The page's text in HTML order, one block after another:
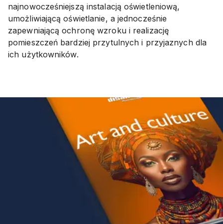
najnowocześniejszą instalacją oświetleniową,
umożliwiającą oświetlanie, a jednocześnie
zapewniającą ochronę wzroku i realizację
pomieszczeń bardziej przytulnych i przyjaznych dla
ich użytkowników.